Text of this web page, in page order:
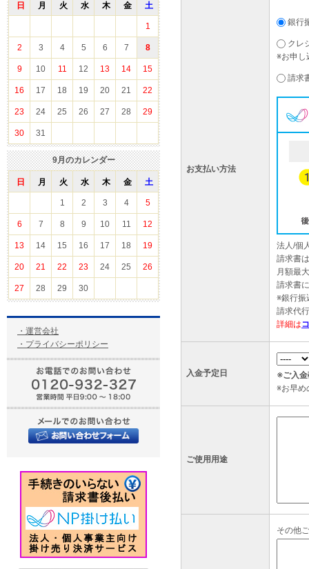
日 月 火 水 木 金 土
1
2 3 4 5 6 7 8
9 10 11 12 13 14 15
16 17 18 19 20 21 22
23 24 25 26 27 28 29
30 31
9月のカレンダー
日 月 火 水 木 金 土
1 2 3 4 5
6 7 8 9 10 11 12
13 14 15 16 17 18 19
20 21 22 23 24 25 26
27 28 29 30
・運営会社
・プライバシーポリシー
お支払い方法
銀行
クレ
※お申し
請求
法人/個
請求書
月額最
請求書
※銀行振
請求代
詳細は
入金予定日
※ご入金
※お早め
ご使用用途
その他